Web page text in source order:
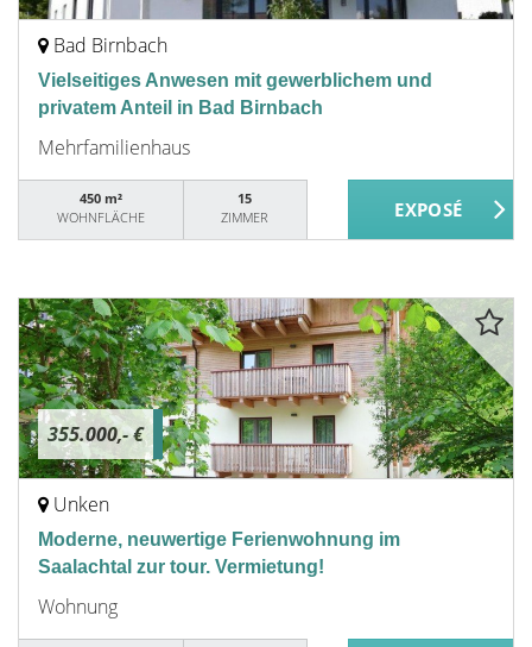
Bad Birnbach
Vielseitiges Anwesen mit gewerblichem und
privatem Anteil in Bad Birnbach
Mehrfamilienhaus
450 m²
WOHNFLÄCHE
15
ZIMMER
355.000,- €
Unken
Moderne, neuwertige Ferienwohnung im
Saalachtal zur tour. Vermietung!
Wohnung